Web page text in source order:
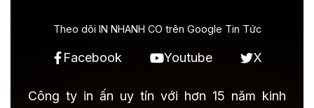
Theo dõi IN NHANH CO trên Google Tin Tức
Facebook Youtube X
Công ty in ấn uy tín với hơn 15 năm kinh